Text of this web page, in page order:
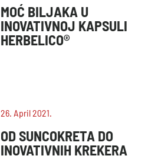
MOĆ BILJAKA U
INOVATIVNOJ KAPSULI
HERBELICO®
26. April 2021.
OD SUNCOKRETA DO
INOVATIVNIH KREKERA